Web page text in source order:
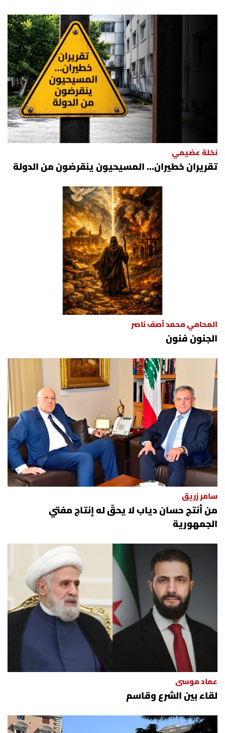
نخلة عضيمي
تقريران خطيران… المسيحيون ينقرضون من الدولة
المحامي محمد آصف ناصر
الجنون فنون
سامر زريق
من أنتج حسان دياب لا يحقّ له إنتاج مفتي
الجمهورية
عماد موسى
لقاء بين الشرع وقاسم